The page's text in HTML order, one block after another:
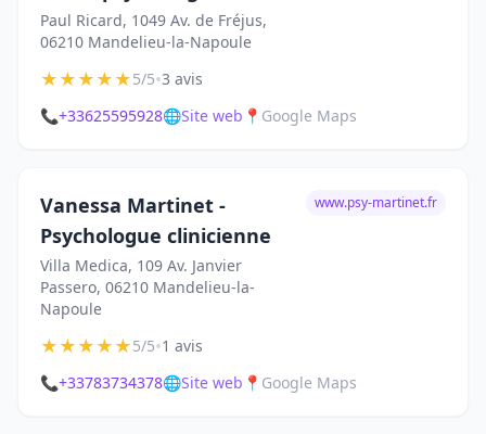
Paul Ricard, 1049 Av. de Fréjus,
06210 Mandelieu-la-Napoule
★★★★★5/5•3 avis
📞+33625595928🌐Site web 📍 Google Maps
Vanessa Martinet -
Psychologue clinicienne
Villa Medica, 109 Av. Janvier
Passero, 06210 Mandelieu-la-
Napoule
www.psy-martinet.fr
★★★★★5/5•1 avis
📞+33783734378🌐Site web 📍 Google Maps